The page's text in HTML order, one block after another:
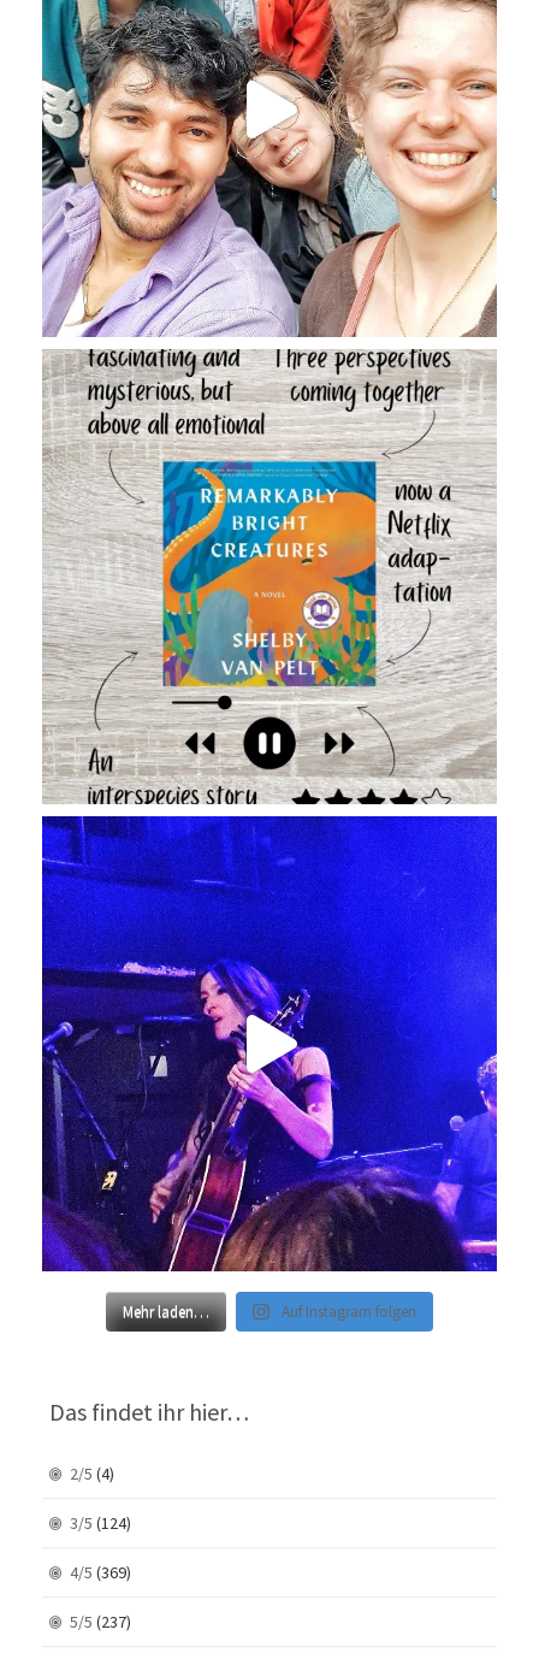
Mehr laden… Auf Instagram folgen
Das findet ihr hier…
2/5 (4)
3/5 (124)
4/5 (369)
5/5 (237)